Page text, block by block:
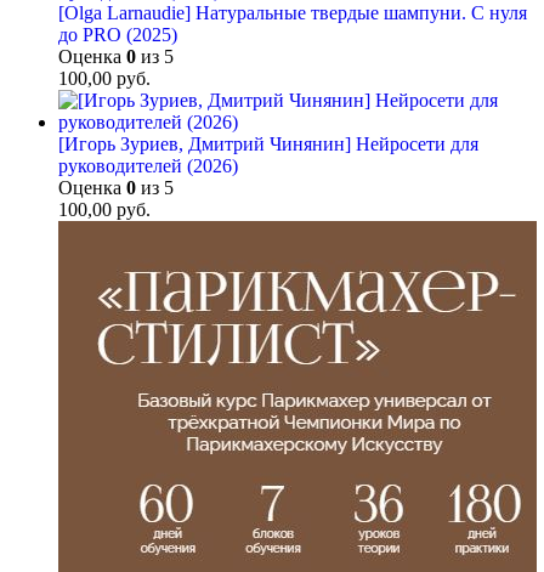
[Olga Larnaudie] Натуральные твердые шампуни. С нуля
до PRO (2025)
Оценка 0 из 5
100,00 руб.
[Игорь Зуриев, Дмитрий Чинянин] Нейросети для
руководителей (2026)
Оценка 0 из 5
100,00 руб.